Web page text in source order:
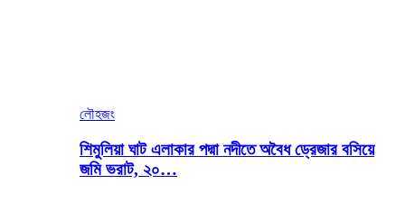
লৌহজং
শিমুলিয়া ঘাট এলাকার পদ্মা নদীতে অবৈধ ড্রেজার বসিয়ে
জমি ভরাট, ২০…